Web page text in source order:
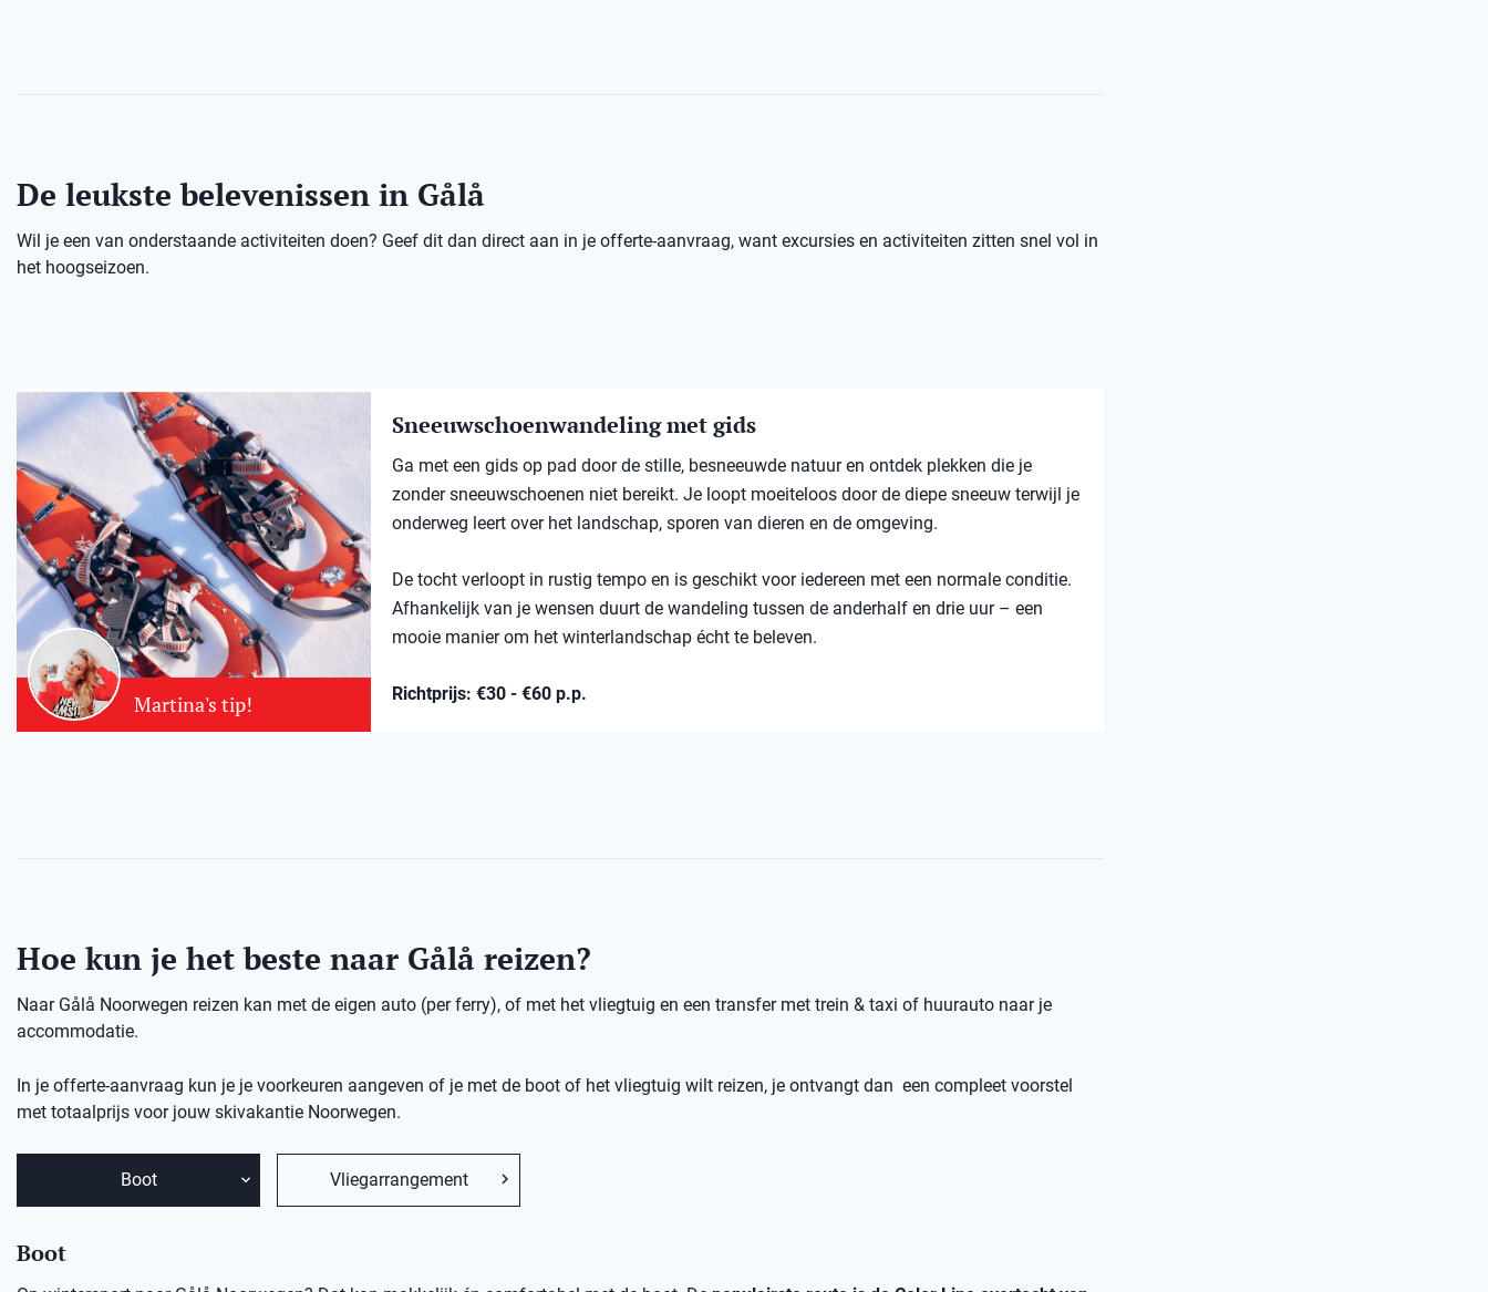
De leukste belevenissen in Gålå
Wil je een van onderstaande activiteiten doen? Geef dit dan direct aan in je offerte-aanvraag, want excursies en activiteiten zitten snel vol in
het hoogseizoen.
Martina's tip!
Sneeuwschoenwandeling met gids
Ga met een gids op pad door de stille, besneeuwde natuur en ontdek plekken die je
zonder sneeuwschoenen niet bereikt. Je loopt moeiteloos door de diepe sneeuw terwijl je
onderweg leert over het landschap, sporen van dieren en de omgeving.
De tocht verloopt in rustig tempo en is geschikt voor iedereen met een normale conditie.
Afhankelijk van je wensen duurt de wandeling tussen de anderhalf en drie uur – een
mooie manier om het winterlandschap écht te beleven.
Richtprijs: €30 - €60 p.p.
Hoe kun je het beste naar Gålå reizen?
Naar Gålå Noorwegen reizen kan met de eigen auto (per ferry), of met het vliegtuig en een transfer met trein & taxi of huurauto naar je
accommodatie.
In je offerte-aanvraag kun je je voorkeuren aangeven of je met de boot of het vliegtuig wilt reizen, je ontvangt dan een compleet voorstel
met totaalprijs voor jouw skivakantie Noorwegen.
Boot Vliegarrangement
Boot